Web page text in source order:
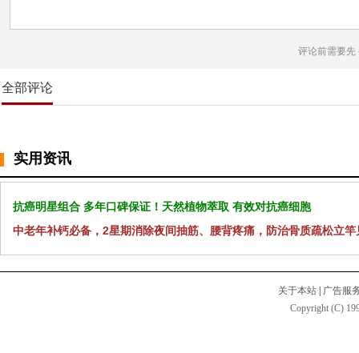
评论前需要先
全部评论
实用资讯
抗癌明星组合 多年口碑保证！天然植物萃取 有效对抗癌细胞
中老年补钙必备，2星期消除夜间抽筋、腰背疼痛，防治骨质疏松立竿
关于本站
广告服
Copyright (C)